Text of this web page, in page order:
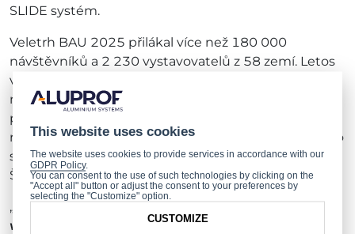
SLIDE systém.
Veletrh BAU 2025 přilákal více než 180 000
návštěvníků a 2 230 vystavovatelů z 58 zemí. Letos
veletrh dosáhl historického milníku díky nebývalé
míře internacionalizace – 52 % vystavovatelů
pocházelo ze zahraničí, což je v historii veletrhu
rekord. Akce přivedla dohromady odborníky z celého
světa, včetně Itálie, Číny, Turecka, Rakouska, Polska,
Švýcarska, Španělska, Nizozemska a Řecka.
„
veletrhu BAU je součástí naší strategie zaměřené
This website uses cookies
The website uses cookies to provide services in accordance with our
GDPR Policy.
You can consent to the use of such technologies by clicking on the
"Accept all" button or adjust the consent to your preferences by
selecting the "Customize" option.
CUSTOMIZE